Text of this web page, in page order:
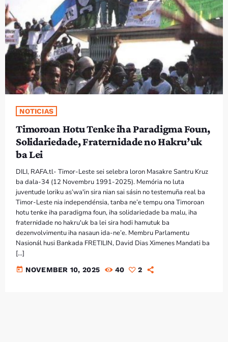
PROGRAMA SIRA
VÍDEO SIRA
EVENTU SIRA
KONTAKTU SIRA
TÉTUM
TÉTUM
PORTUGUÊS
PRÓXIMOS PROGRAMAS
Bom dia RAFA
7:00 AM - 10:00 AM
Bom dia RAFA
7:00 AM - 9:00 AM
Bom dia RAFA
NOTICIAS
Timoroan Hotu Tenke iha Paradigma Foun,
Solidariedade, Fraternidade no Hakru’uk
ba Lei
DILI, RAFA.tl- Timor-Leste sei selebra loron Masakre Santru Kruz
ba dala-34 (12 Novembru 1991-2025). Memória no luta
juventude loriku as’wa'in sira nian sai sásin no testemuña real ba
Timor-Leste nia independénsia, tanba ne’e tempu ona Timoroan
hotu tenke iha paradigma foun, iha solidariedade ba malu, iha
fraternidade no hakru'uk ba lei sira hodi hamutuk ba
dezenvolvimentu iha nasaun ida-ne’e. Membru Parlamentu
Nasionál husi Bankada FRETILIN, David Dias Ximenes Mandati ba
[…]
today NOVEMBER 10, 2025 40 2